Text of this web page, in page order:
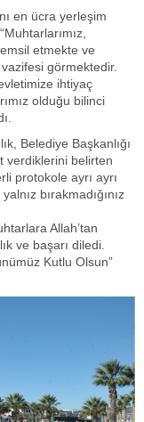
en ücra yerleşim
etmekte ve
görmektedir.
ihtiyaç
olduğu bilinci
Belediye Başkanlığı
verdiklerini belirten
protokole ayrı ayrı
bırakmadığınız
Allah’tan
ve başarı diledi.
Kutlu Olsun”